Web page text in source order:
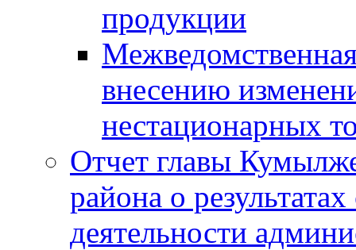
продукции
внесению
нестационарных
Отчет главы
района о
деятельности